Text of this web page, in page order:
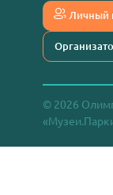
Личный
© 2026